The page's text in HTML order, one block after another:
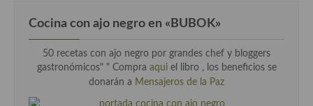
Cocina Rusa
Cocina Sueca
Cocina con ajo negro en «BUBOK»
50 recetas con ajo negro por grandes chef y bloggers
gastronómicos" " Compra aqui el libro , los beneficios se
donarán a Mensajeros de la Paz